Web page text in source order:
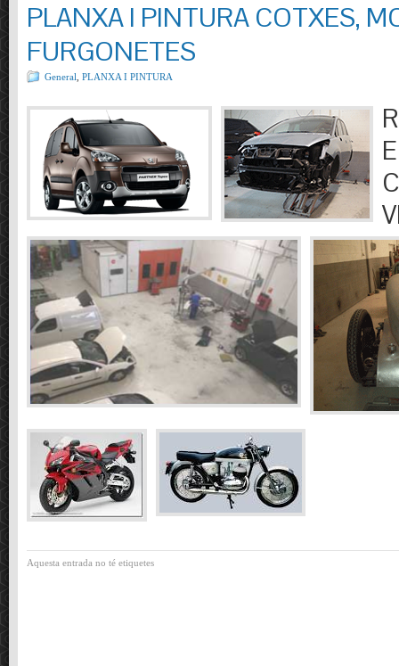
PLANXA I PINTURA COTXES,
FURGONETES
General PLANXA I PINTURA
Aquesta entrada no té etiquetes